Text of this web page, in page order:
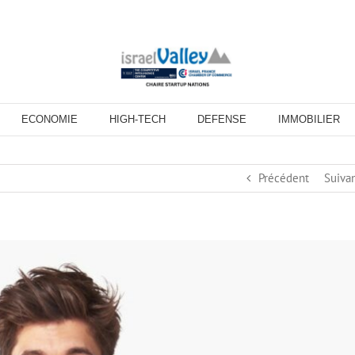
ECONOMIE HIGH-TECH DEFENSE IMMOBILIER
Précédent